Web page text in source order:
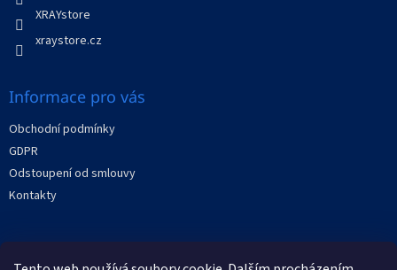
XRAYstore
xraystore.cz
Informace pro vás
Obchodní podmínky
GDPR
Odstoupení od smlouvy
Kontakty
Facebook